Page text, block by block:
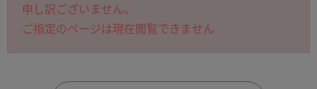
申し訳ございません。
ご指定のページは現在閲覧できません